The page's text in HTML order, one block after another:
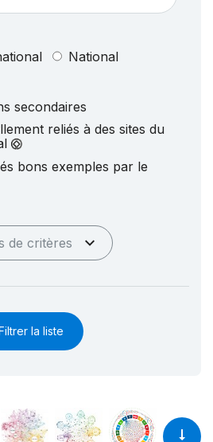
National
secondaires
reliés à des sites du
bons exemples par le
de critères
la liste